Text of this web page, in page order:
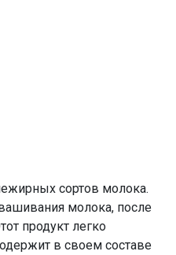
сортов молока.
молока, после
продукт легко
в своем составе